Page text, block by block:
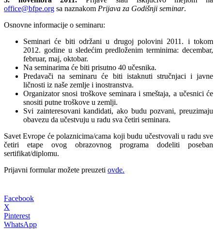
office@bfpe.org sa naznakom Prijava za Godišnji seminar.
Osnovne informacije o seminaru:
Seminari će biti održani u drugoj polovini 2011. i tokom
2012. godine u sledećim predloženim terminima: decembar,
februar, maj, oktobar.
Na seminarima će biti prisutno 40 učesnika.
Predavači na seminaru će biti istaknuti stručnjaci i javne
ličnosti iz naše zemlje i inostranstva.
Organizator snosi troškove seminara i smeštaja, a učesnici će
snositi putne troškove u zemlji.
Svi zainteresovani kandidati, ako budu pozvani, preuzimaju
obavezu da učestvuju u radu sva četiri seminara.
Savet Evrope će polaznicima/cama koji budu učestvovali u radu sve
četiri etape ovog obrazovnog programa dodeliti poseban
sertifikat/diplomu.
Prijavni formular možete preuzeti ovde.
Facebook
X
Pinterest
WhatsApp